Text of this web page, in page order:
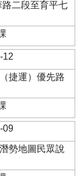
二段至育平七
12
捷運）優先路
09
勢地圖民眾說